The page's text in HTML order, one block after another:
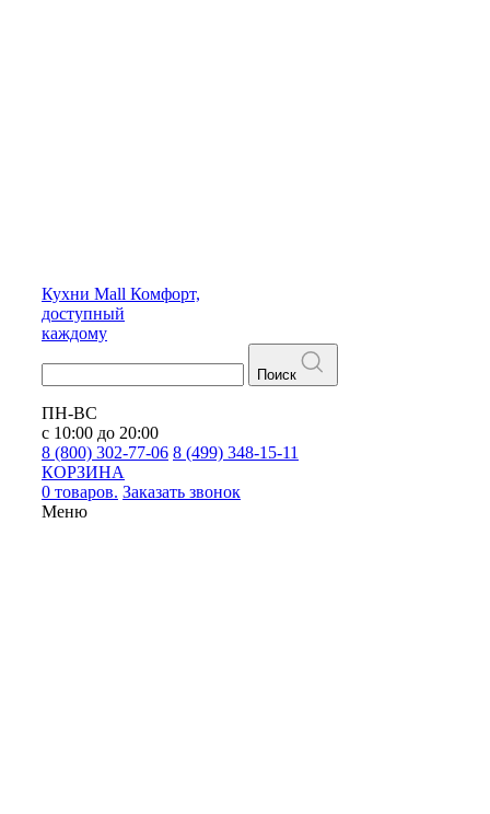
Кухни Mall Комфорт,
доступный
каждому
Поиск
ПН-ВС
с 10:00 до 20:00
8 (800) 302-77-06 8 (499) 348-15-11
КОРЗИНА
0 товаров. Заказать звонок
Меню